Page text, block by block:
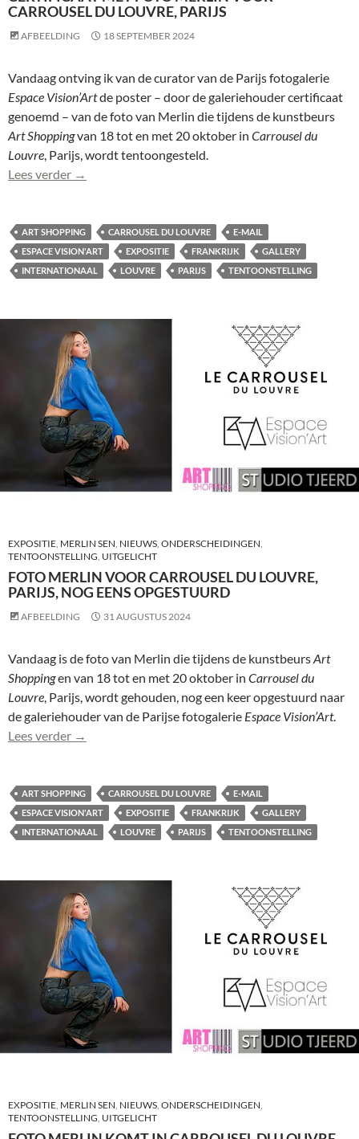
CARROUSEL DU LOUVRE, PARIJS
AFBEELDING 18 SEPTEMBER 2024
Vandaag ontving ik van de curator van de Parijs fotogalerie
Espace Vision’Artde poster – door de galeriehouder certificaat
genoemd – van de foto van Merlin die tijdens de kunstbeurs
Art Shoppingvan 18 tot en met 20 oktober in Carrousel du
Louvre, Parijs, wordt tentoongesteld.
Lees verder Certificaat met foto Merlin voor Carrousel du
→
ART SHOPPING CARROUSEL DU LOUVRE
E-MAIL
ESPACE VISION'ART
EXPOSITIE FRANKRIJK
GALLERY
INTERNATIONAAL
LOUVRE PARIJS TENTOONSTELLING
EXPOSITIE, MERLIN SEN, NIEUWS, ONDERSCHEIDINGEN,
TENTOONSTELLING, UITGELICHT
FOTO MERLIN VOOR CARROUSEL DU LOUVRE,
PARIJS, NOG EENS OPGESTUURD
AFBEELDING 31 AUGUSTUS 2024
Vandaag is de foto van Merlin die tijdens de kunstbeursArt
Shoppingen van 18 tot en met 20 oktober in Carrousel du
Louvre, Parijs, wordt gehouden, nog een keer opgestuurd naar
de galeriehouder van de Parijse fotogalerie Espace Vision’Art.
Lees verder Foto Merlin voor Carrousel du Louvre, Parijs, nog
→
ART SHOPPING CARROUSEL DU LOUVRE
E-MAIL
ESPACE VISION'ART
EXPOSITIE FRANKRIJK
GALLERY
INTERNATIONAAL
LOUVRE PARIJS TENTOONSTELLING
EXPOSITIE, MERLIN SEN, NIEUWS, ONDERSCHEIDINGEN,
TENTOONSTELLING, UITGELICHT